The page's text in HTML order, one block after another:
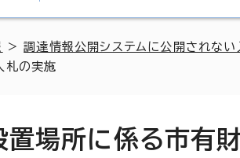
>調達情報公開システムに公開されない
札の実施
置場所に係る市有